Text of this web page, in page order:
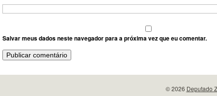
Salvar meus dados neste navegador para a próxima vez que eu comentar.
© 2026 Deputado